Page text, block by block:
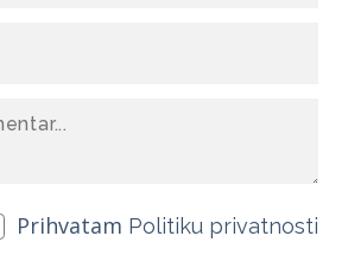
Prihvatam Politiku privatnosti